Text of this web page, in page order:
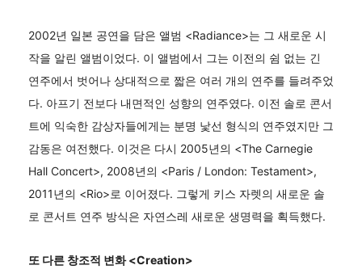
2002년 일본 공연을 담은 앨범 <Radiance>는 그 새로운 시
작을 알린 앨범이었다. 이 앨범에서 그는 이전의 쉼 없는 긴
연주에서 벗어나 상대적으로 짧은 여러 개의 연주를 들려주었
다. 아프기 전보다 내면적인 성향의 연주였다. 이전 솔로 콘서
트에 익숙한 감상자들에게는 분명 낯선 형식의 연주였지만 그
감동은 여전했다. 이것은 다시 2005년의 <The Carnegie
Hall Concert>, 2008년의 <Paris / London: Testament>,
2011년의 <Rio>로 이어졌다. 그렇게 키스 자렛의 새로운 솔
로 콘서트 연주 방식은 자연스레 새로운 생명력을 획득했다.
또 다른 창조적 변화 <Creation>